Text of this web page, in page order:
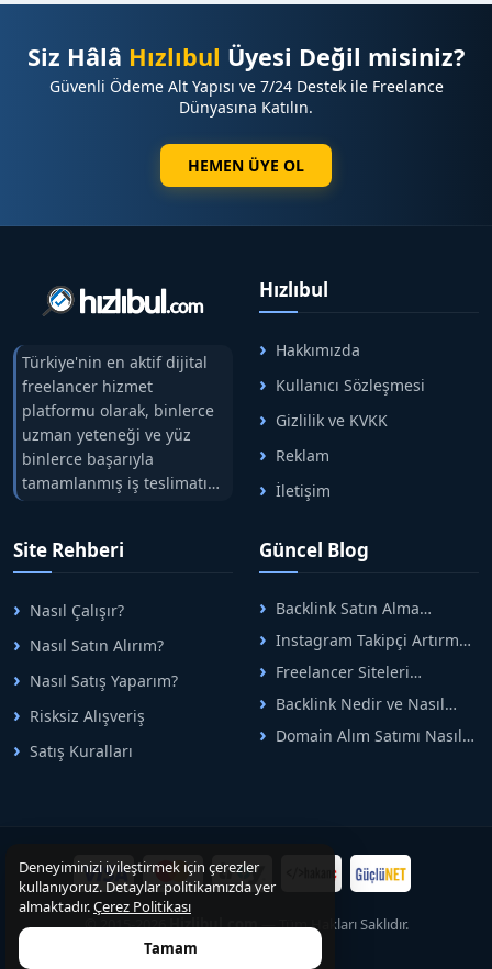
Siz Hâlâ Hızlıbul Üyesi Değil misiniz?
Güvenli Ödeme Alt Yapısı ve 7/24 Destek ile Freelance
Dünyasına Katılın.
HEMEN ÜYE OL
Türkiye'nin en aktif dijital
freelancer hizmet
platformu olarak, binlerce
uzman yeteneği ve yüz
binlerce başarıyla
tamamlanmış iş teslimatını
tek çatıda buluşturuyoruz.
arasındaki süreci risksiz
alışveriş sistemi ile koruyan
ticaretin güvenli
adreslerinden birisidir.
Hızlıbul
Hakkımızda
Kullanıcı Sözleşmesi
Gizlilik ve KVKK
Reklam
İletişim
Site Rehberi
Nasıl Çalışır?
Nasıl Satın Alırım?
Nasıl Satış Yaparım?
Risksiz Alışveriş
Satış Kuralları
Güncel Blog
Backlink Satın Alma
Rehberi: Güvenli SEO İçin
Doğru Adımlar
Instagram Takipçi Artırma
Yöntemleri: Organik Büyüme
Rehberi
Freelancer Siteleri
Arasında Doğru Seçim Nasıl
Yapılır
Backlink Nedir ve Nasıl
Alınır? Etkili Yöntemler
Domain Alım Satımı Nasıl
© 2015-2026Hizlibul.com— Tüm Hakları Saklıdır.
Deneyiminizi iyileştirmek için çerezler
kullanıyoruz. Detaylar politikamızda yer
almaktadır.Çerez Politikası
Tamam